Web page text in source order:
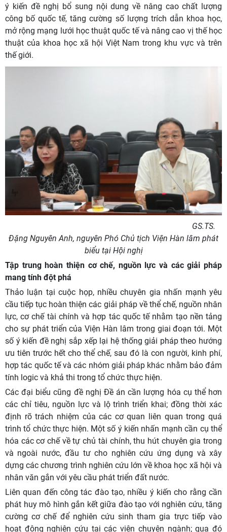
ý kiến đề nghị bổ sung nội dung về nâng cao chất lượng
công bố quốc tế, tăng cường số lượng trích dẫn khoa học,
mở rộng mạng lưới học thuật quốc tế và nâng cao vị thế học
thuật của khoa học xã hội Việt Nam trong khu vực và trên
thế giới.
GS.TS.
Đặng Nguyên Anh, nguyên Phó Chủ tịch Viện Hàn lâm phát
biểu tại Hội nghị
Tập trung hoàn thiện cơ chế, nguồn lực và các giải pháp
mang tính đột phá
Thảo luận tại cuộc họp, nhiều chuyên gia nhấn mạnh yêu
cầu tiếp tục hoàn thiện các giải pháp về thể chế, nguồn nhân
lực, cơ chế tài chính và hợp tác quốc tế nhằm tạo nền tảng
cho sự phát triển của Viện Hàn lâm trong giai đoạn tới. Một
số ý kiến đề nghị sắp xếp lại hệ thống giải pháp theo hướng
ưu tiên trước hết cho thể chế, sau đó là con người, kinh phí,
hợp tác quốc tế và các nhóm giải pháp khác nhằm bảo đảm
tính logic và khả thi trong tổ chức thực hiện.
Các đại biểu cũng đề nghị Đề án cần lượng hóa cụ thể hơn
các chỉ tiêu, nguồn lực và lộ trình triển khai; đồng thời xác
định rõ trách nhiệm của các cơ quan liên quan trong quá
trình tổ chức thực hiện. Một số ý kiến nhấn mạnh cần cụ thể
hóa các cơ chế về tự chủ tài chính, thu hút chuyên gia trong
và ngoài nước, đầu tư cho nghiên cứu ứng dụng và xây
dựng các chương trình nghiên cứu lớn về khoa học xã hội và
nhân văn gắn với yêu cầu phát triển đất nước.
Liên quan đến công tác đào tạo, nhiều ý kiến cho rằng cần
phát huy mô hình gắn kết giữa đào tạo với nghiên cứu, tăng
cường cơ chế để nghiên cứu sinh tham gia trực tiếp vào
hoạt động nghiên cứu tại các viện chuyên ngành; qua đó